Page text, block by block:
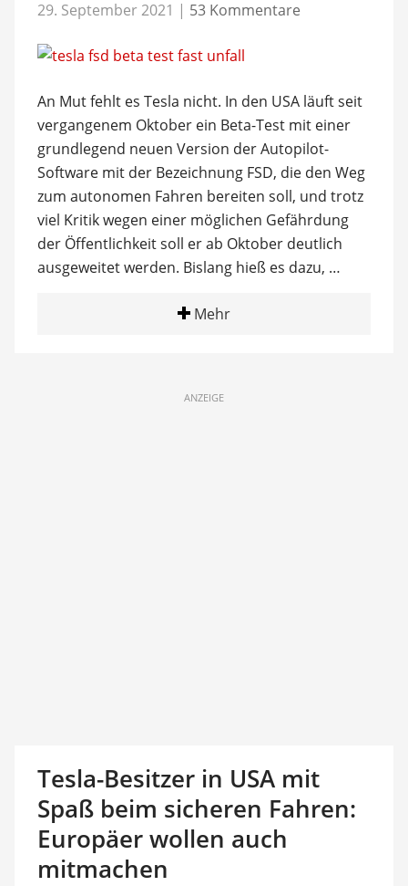
29. September 2021 | 53 Kommentare
An Mut fehlt es Tesla nicht. In den USA läuft seit
vergangenem Oktober ein Beta-Test mit einer
grundlegend neuen Version der Autopilot-
Software mit der Bezeichnung FSD, die den Weg
zum autonomen Fahren bereiten soll, und trotz
viel Kritik wegen einer möglichen Gefährdung
der Öffentlichkeit soll er ab Oktober deutlich
ausgeweitet werden. Bislang hieß es dazu, …
Mehr
ANZEIGE
Tesla-Besitzer in USA mit
Spaß beim sicheren Fahren:
Europäer wollen auch
mitmachen